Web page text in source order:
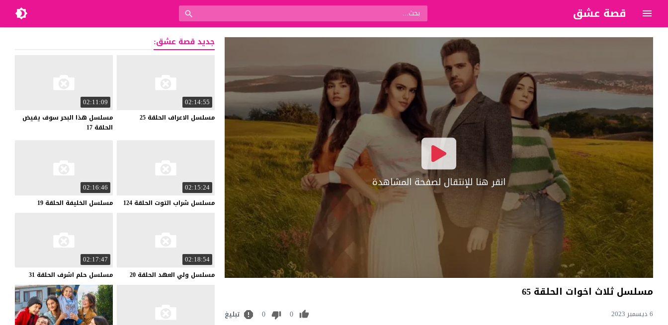
قصة عشق
?>
انقر هنا للإنتقال لصفحة المشاهدة
مسلسل ثلاث اخوات الحلقة 65
6 ديسمبر 2023 0
0 تبليغ
جديد قصة عشق:
02:14:55
مسلسل الاعراف الحلقة 25
02:11:09
مسلسل هذا البحر سوف يفيض
الحلقة 17
02:15:24
مسلسل شراب التوت الحلقة 124
02:16:46
مسلسل الخليفة الحلقة 19
02:18:54
مسلسل ولي العهد الحلقة 20
02:17:47
مسلسل حلم اشرف الحلقة 31